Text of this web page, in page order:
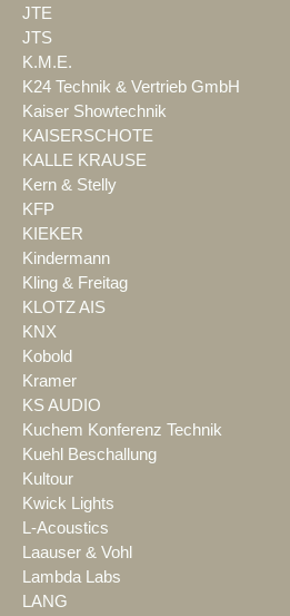
JTE
JTS
K.M.E.
K24 Technik & Vertrieb GmbH
Kaiser Showtechnik
KAISERSCHOTE
KALLE KRAUSE
Kern & Stelly
KFP
KIEKER
Kindermann
Kling & Freitag
KLOTZ AIS
KNX
Kobold
Kramer
KS AUDIO
Kuchem Konferenz Technik
Kuehl Beschallung
Kultour
Kwick Lights
L-Acoustics
Laauser & Vohl
Lambda Labs
LANG